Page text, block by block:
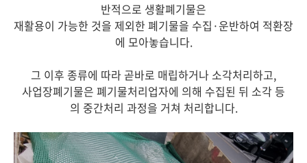
반적으로 생활폐기물은
재활용이 가능한 것을 제외한 폐기물을 수집·운반하여 적환장
에 모아놓습니다.
그 이후 종류에 따라 곧바로 매립하거나 소각처리하고,
사업장폐기물은 폐기물처리업자에 의해 수집된 뒤 소각 등
의 중간처리 과정을 거쳐 처리합니다.